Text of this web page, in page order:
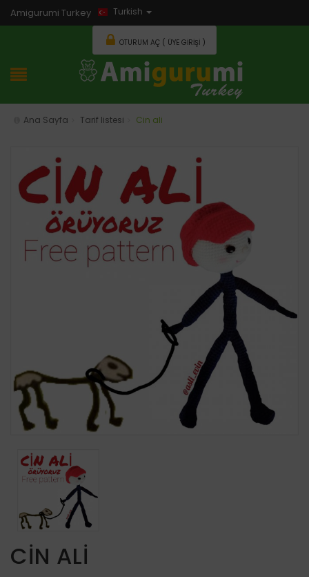
Amigurumi Turkey Turkish
OTURUM AÇ ( ÜYE GIRIŞI )
Ana Sayfa Tarif listesi Cin ali
CIN ALI